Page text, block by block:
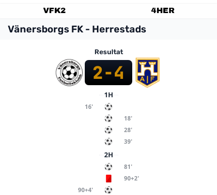
VFK2 4HER
Vänersborgs FK - Herrestads
Resultat
2-4
1H
16'
18'
28'
39'
2H
81'
90+2'
90+4'